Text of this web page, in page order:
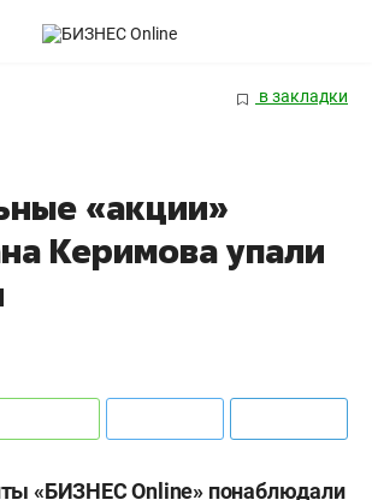
в закладки
«акции»
Керимова упали
«БИЗНЕСOnline» понаблюдали